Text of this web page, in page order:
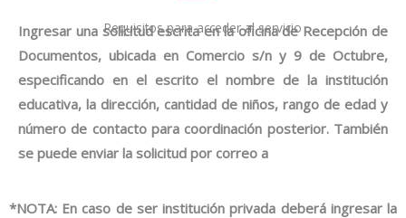
Requisitos para acceder al servicio
Ingresar una solicitud escrita en la oficina de Recepción de
Documentos, ubicada en Comercio s/n y 9 de Octubre,
especificando en el escrito el nombre de la institución
educativa, la dirección, cantidad de niños, rango de edad y
número de contacto para coordinación posterior. También
se puede enviar la solicitud por correo a
*NOTA: En caso de ser institución privada deberá ingresar la